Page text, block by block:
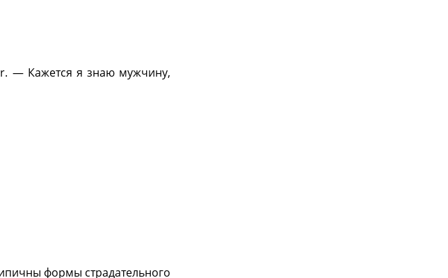
— Кажется я знаю мужчину,
формы страдательного